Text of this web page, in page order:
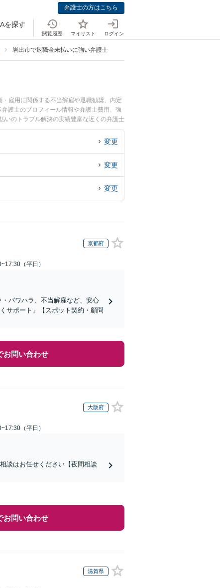
弁護士の方はこちら
を探す
閲覧履歴 マイリスト ログイン
岩出市で退職金未払いに強い弁護士
雇用に関係する不当解雇や退職勧奨、内定
護士のプロフィール情報や弁護士費用、強
いのトラブル解決の実績豊富な近くの弁護士
すすめです。
変更
変更
変更
京都府
（平日）
パワハラ、不当解雇など、安心
サポート」【スポット契約・顧問
お問い合わせ
大阪府
（平日）
談はお任せください【夜間相談
お問い合わせ
滋賀県